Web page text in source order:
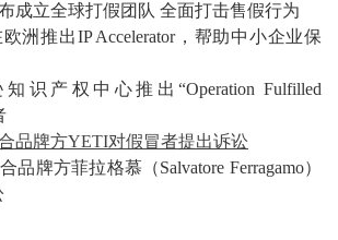
成立全球打假团队 全面打击售假行为
洲推出IP Accelerator，帮助中小企业保
识产权中心推出“Operation Fulfilled
品牌方YETI对假冒者提出诉讼
品牌方菲拉格慕（Salvatore Ferragamo）